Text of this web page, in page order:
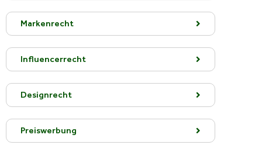
Markenrecht
Influencerrecht
Designrecht
Preiswerbung